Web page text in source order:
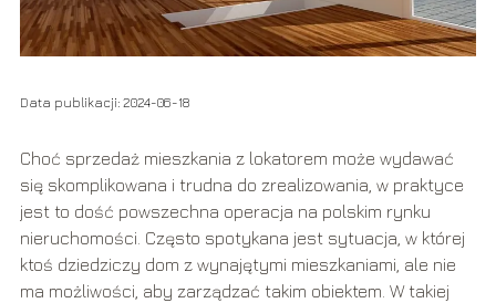
Data publikacji: 2024-06-18
Choć sprzedaż mieszkania z lokatorem może wydawać
się skomplikowana i trudna do zrealizowania, w praktyce
jest to dość powszechna operacja na polskim rynku
nieruchomości. Często spotykana jest sytuacja, w której
ktoś dziedziczy dom z wynajętymi mieszkaniami, ale nie
ma możliwości, aby zarządzać takim obiektem. W takiej